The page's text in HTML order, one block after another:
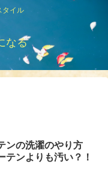
タイル
なる
ンの洗濯のやり方
テンよりも汚い？！